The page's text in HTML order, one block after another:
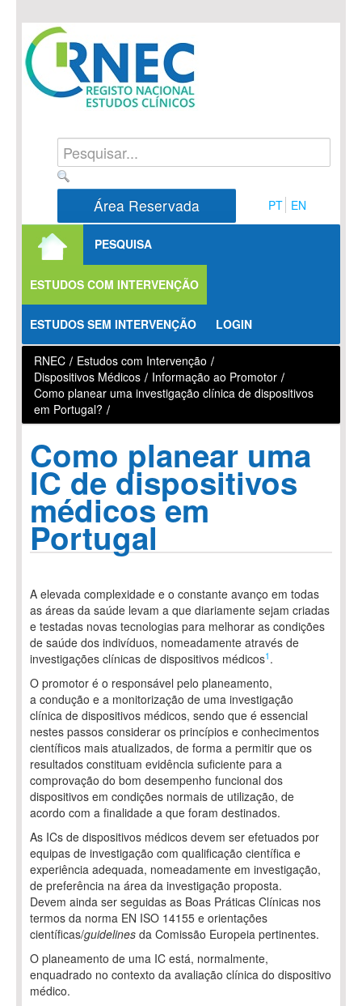
Área Reservada PT EN
PESQUISA
ESTUDOS COM INTERVENÇÃO
ESTUDOS SEM INTERVENÇÃO LOGIN
RNEC / Estudos com Intervenção /
Dispositivos Médicos / Informação ao Promotor /
Como planear uma investigação clínica de dispositivos
em Portugal? /
Como planear uma
IC de dispositivos
médicos em
Portugal
A elevada complexidade e o constante avanço em todas
as áreas da saúde levam a que diariamente sejam criadas
e testadas novas tecnologias para melhorar as condições
de saúde dos indivíduos, nomeadamente através de
investigações clínicas de dispositivos médicos1 .
O promotor é o responsável pelo planeamento,
a condução e a monitorização de uma investigação
clínica de dispositivos médicos, sendo que é essencial
nestes passos considerar os princípios e conhecimentos
científicos mais atualizados, de forma a permitir que os
resultados constituam evidência suficiente para a
comprovação do bom desempenho funcional dos
dispositivos em condições normais de utilização, de
acordo com a finalidade a que foram destinados.
As ICs de dispositivos médicos devem ser efetuados por
equipas de investigação com qualificação científica e
experiência adequada, nomeadamente em investigação,
de preferência na área da investigação proposta.
Devem ainda ser seguidas as Boas Práticas Clínicas nos
termos da norma EN ISO 14155 e orientações
científicas/guidelines da Comissão Europeia pertinentes.
O planeamento de uma IC está, normalmente,
enquadrado no contexto da avaliação clínica do dispositivo
médico.